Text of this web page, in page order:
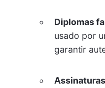
Diplomas
usado por
garantir